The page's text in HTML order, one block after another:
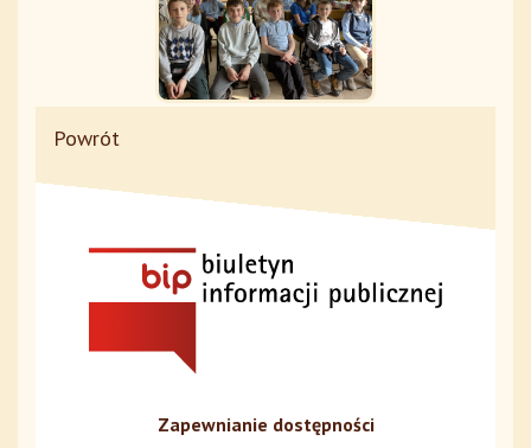
Powrót
Zapewnianie dostępności